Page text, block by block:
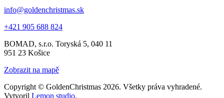
info@goldenchristmas.sk
+421 905 688 824
BOMAD, s.r.o. Toryská 5, 040 11
951 23 Košice
Zobrazit na mapě
Copyright © GoldenChristmas 2026. Všetky práva vyhradené.
Vytvoril Lemon studio.